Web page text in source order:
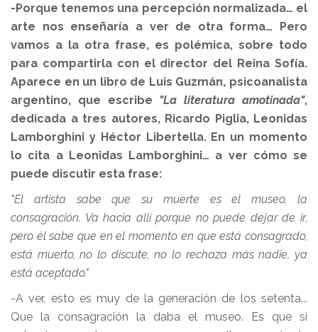
-Porque tenemos una percepción normalizada… el
arte nos enseñaría a ver de otra forma… Pero
vamos a la otra frase, es polémica, sobre todo
para compartirla con el director del Reina Sofía.
Aparece en un libro de Luis Guzmán, psicoanalista
argentino, que escribe "La literatura amotinada",
dedicada a tres autores, Ricardo Piglia, Leonidas
Lamborghini y Héctor Libertella. En un momento
lo cita a Leonidas Lamborghini… a ver cómo se
puede discutir esta frase:
"El artista sabe que su muerte es el museo, la
consagración. Va hacia allí porque no puede dejar de ir,
pero él sabe que en el momento en que está consagrado,
está muerto, no lo discute, no lo rechaza más nadie, ya
está aceptado."
-A ver, esto es muy de la generación de los setenta...
Que la consagración la daba el museo. Es que si